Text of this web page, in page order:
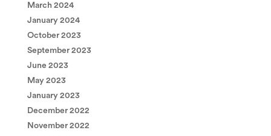
March 2024
January 2024
October 2023
September 2023
June 2023
May 2023
January 2023
December 2022
November 2022